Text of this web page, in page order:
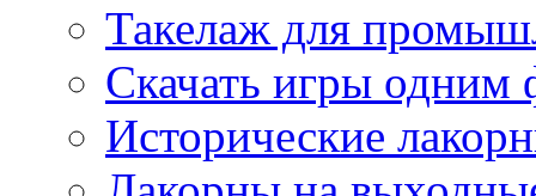
Такелаж для
Скачать игры одним
Исторические